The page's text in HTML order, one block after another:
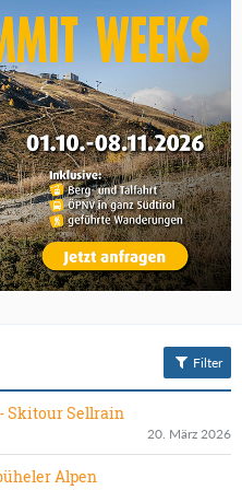
Filter
Skitour Sellrain
20. März 2026
Alpen